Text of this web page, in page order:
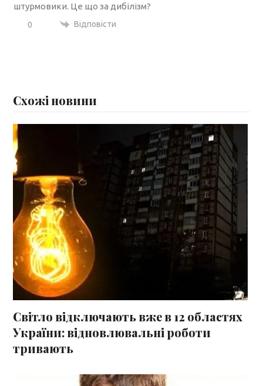
штурмовики. Це що за дибілізм?
0 Відповісти
Схожі новини
Світло відключають вже в 12 областях
України: відновлювальні роботи
тривають